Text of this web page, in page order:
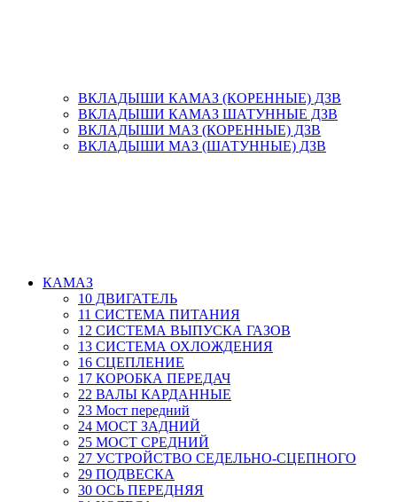
ВКЛАДЫШИ КАМАЗ (КОРЕННЫЕ) ДЗВ
ВКЛАДЫШИ КАМАЗ ШАТУННЫЕ ДЗВ
ВКЛАДЫШИ МАЗ (КОРЕННЫЕ) ДЗВ
ВКЛАДЫШИ МАЗ (ШАТУННЫЕ) ДЗВ
КАМАЗ
10 ДВИГАТЕЛЬ
11 СИСТЕМА ПИТАНИЯ
12 СИСТЕМА ВЫПУСКА ГАЗОВ
13 СИСТЕМА ОХЛОЖДЕНИЯ
16 СЦЕПЛЕНИЕ
17 КОРОБКА ПЕРЕДАЧ
22 ВАЛЫ КАРДАННЫЕ
23 Мост передний
24 МОСТ ЗАДНИЙ
25 МОСТ СРЕДНИЙ
27 УСТРОЙСТВО СЕДЕЛЬНО-СЦЕПНОГО
29 ПОДВЕСКА
30 ОСЬ ПЕРЕДНЯЯ